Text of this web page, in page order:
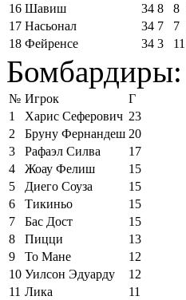
16 Шавиш 34 8 8
17 Насьонал 34 7 7
18 Фейренсе 34 3 11
Бомбардиры:
№ Игрок
Г
1
Харис Сеферович 23
2
Бруну Фернандеш 20
3
Рафаэл Силва
17
4
Жоау Фелиш
15
5
Диего Соуза
15
6
Тикиньо
15
7
Бас Дост
15
8
Пицци
13
9
То Мане
12
10 Уилсон Эдуарду
12
11 Лика
11